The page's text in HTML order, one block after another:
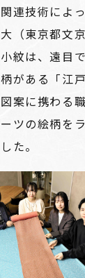
連技術によ
（東京都文
紋は、遠目
がある「江
案に携わる
ツの絵柄を
た。